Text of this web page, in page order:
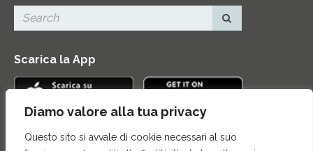
Diamo valore alla tua privacy
Questo sito si avvale di cookie necessari al suo
Scarica la App
Contatti|Area Stampa|Mappa del sito |Credits